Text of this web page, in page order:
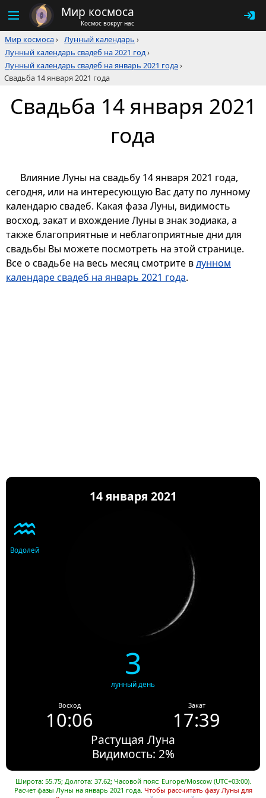
Мир космоса
Космос вокруг нас
Мир космоса› Лунный календарь ›
Лунный календарь свадеб на 2021 год›
Лунный календарь свадеб на январь 2021 года›
Свадьба 14 января 2021 года
Свадьба 14 января 2021
года
Влияние Луны на свадьбу 14 января 2021 года,
сегодня, или на интересующую Вас дату по лунному
календарю свадеб. Какая фаза Луны, видимость
восход, закат и вхождение Луны в знак зодиака, а
также благоприятные и неблагоприятные дни для
свадьбы Вы можете посмотреть на этой странице.
Все о свадьбе на весь месяц смотрите влунном
календаре свадеб на январь 2021 года.
14 января 2021
♒
Водолей
3
лунный день
Восход
10:06
Закат
17:39
Растущая Луна
Видимость: 2%
Широта: 55.75; Долгота: 37.62; Часовой пояс: Europe/Moscow (UTC+03:00).
Расчет фазы Луны на январь 2021 года. Чтобы рассчитать фазу Луны для